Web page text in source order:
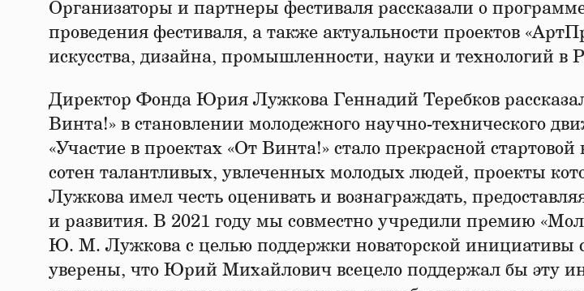
Организаторы и партнеры фестиваля рассказали о
проведения фестиваля, а также актуальности проектов
искусства, дизайна, промышленности, науки и технологий в
Директор Фонда Юрия Лужкова Геннадий Теребков
Винта!» в становлении молодежного научно-технического
«Участие в проектах «От Винта!» стало прекрасной
сотен талантливых, увлеченных молодых людей, проекты
Лужкова имел честь оценивать и вознаграждать,
и развития. В 2021 году мы совместно учредили премию
Ю. М. Лужкова с целью поддержки новаторской
уверены, что Юрий Михайлович всецело поддержал бы эту